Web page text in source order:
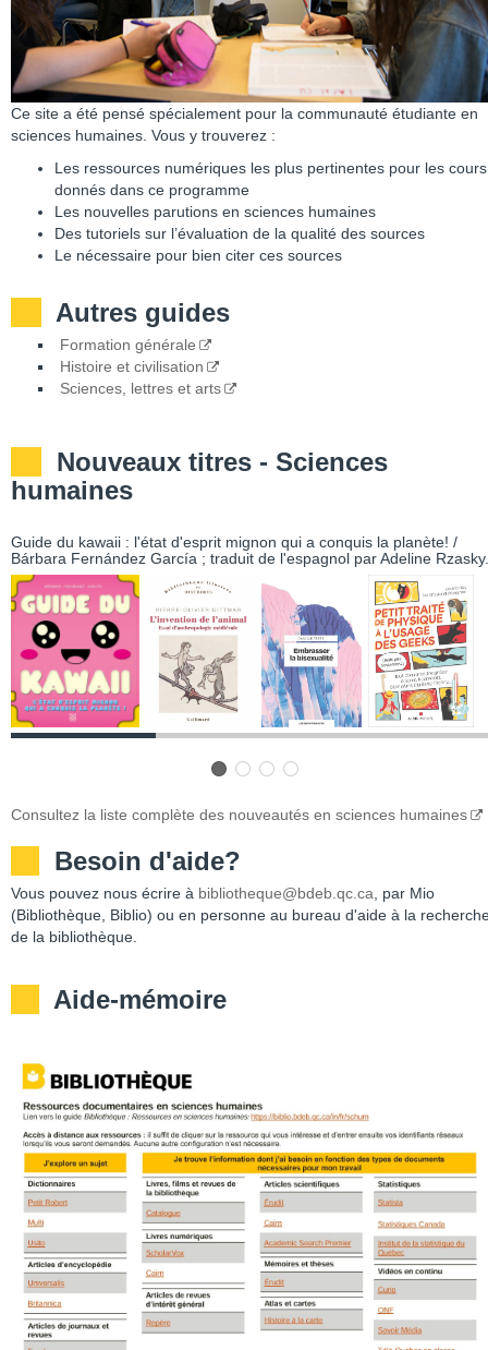
Ce site a été pensé spécialement pour la communauté étudiante en
sciences humaines. Vous y trouverez :
Les ressources numériques les plus pertinentes pour les cours
donnés dans ce programme
Les nouvelles parutions en sciences humaines
Des tutoriels sur l’évaluation de la qualité des sources
Le nécessaire pour bien citer ces sources
Autres guides
Formation générale
Histoire et civilisation
Sciences, lettres et arts
Nouveaux titres - Sciences
humaines
Guide du kawaii : l'état d'esprit mignon qui a conquis la planète! /
Bárbara Fernández García ; traduit de l'espagnol par Adeline Rzasky.
Consultez la liste complète des nouveautés en sciences humaines
Besoin d'aide?
Vous pouvez nous écrire à bibliotheque@bdeb.qc.ca, par Mio
(Bibliothèque, Biblio) ou en personne au bureau d'aide à la
de la bibliothèque.
Aide-mémoire